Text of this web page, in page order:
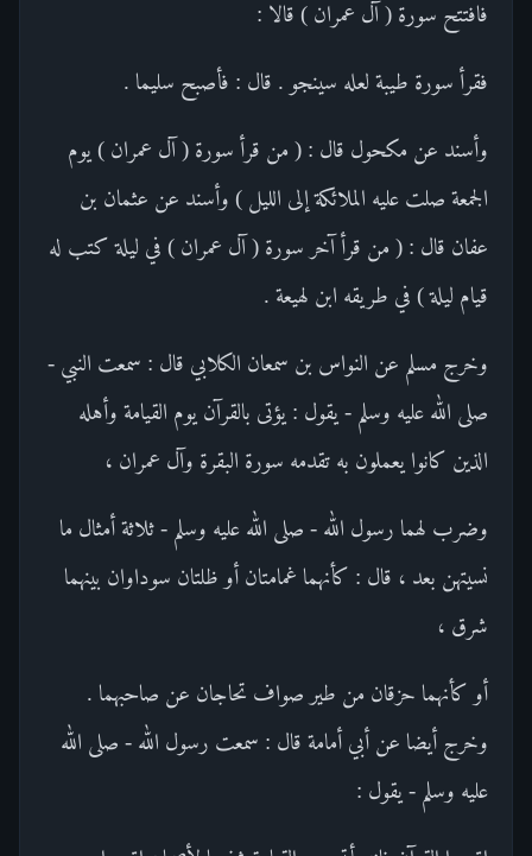
فافتتح سورة ( آل عمران ) قالا :
فقرأ سورة طيبة لعله سينجو . قال : فأصبح سليما .
وأسند عن مكحول قال : ( من قرأ سورة ( آل عمران ) يوم
الجمعة صلت عليه الملائكة إلى الليل ) وأسند عن عثمان بن
عفان قال : ( من قرأ آخر سورة ( آل عمران ) في ليلة كتب له
قيام ليلة ) في طريقه ابن لهيعة .
وخرج مسلم عن النواس بن سمعان الكلابي قال : سمعت النبي -
صلى الله عليه وسلم - يقول : يؤتى بالقرآن يوم القيامة وأهله
الذين كانوا يعملون به تقدمه سورة البقرة وآل عمران ،
وضرب لهما رسول الله - صلى الله عليه وسلم - ثلاثة أمثال ما
نسيتهن بعد ، قال : كأنهما غمامتان أو ظلتان سوداوان بينهما
شرق ،
أو كأنهما حزقان من طير صواف تحاجان عن صاحبهما .
وخرج أيضا عن أبي أمامة قال : سمعت رسول الله - صلى الله
عليه وسلم - يقول :